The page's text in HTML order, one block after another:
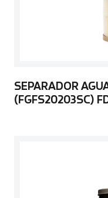
SEPARADOR
(FGFS20203SC)